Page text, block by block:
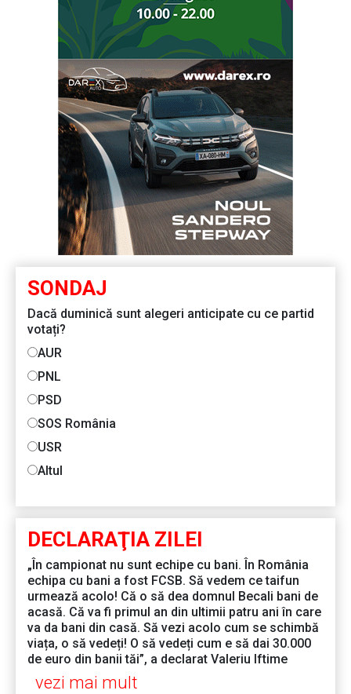
SONDAJ
Dacă duminică sunt alegeri anticipate cu ce partid
votați?
AUR
PNL
PSD
SOS România
USR
Altul
DECLARAŢIA ZILEI
„În campionat nu sunt echipe cu bani. În România
echipa cu bani a fost FCSB. Să vedem ce taifun
urmează acolo! Că o să dea domnul Becali bani de
acasă. Că va fi primul an din ultimii patru ani în care
va da bani din casă. Să vezi acolo cum se schimbă
viața, o să vedeți! O să vedeți cum e să dai 30.000
de euro din banii tăi”, a declarat Valeriu Iftime
vezi mai mult